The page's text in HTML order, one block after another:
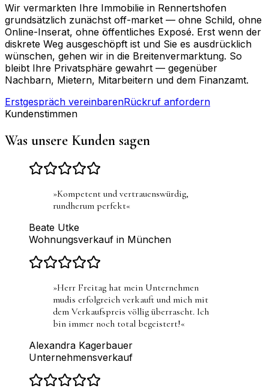
Wir vermarkten Ihre Immobilie in Rennertshofen
grundsätzlich zunächst off-market — ohne Schild, ohne
Online-Inserat, ohne öffentliches Exposé. Erst wenn der
diskrete Weg ausgeschöpft ist und Sie es ausdrücklich
wünschen, gehen wir in die Breitenvermarktung. So
bleibt Ihre Privatsphäre gewahrt — gegenüber
Nachbarn, Mietern, Mitarbeitern und dem Finanzamt.
Erstgespräch vereinbarenRückruf anfordern
Kundenstimmen
Was unsere Kunden sagen
»Kompetent und vertrauenswürdig,
rundherum perfekt«
Beate Utke
Wohnungsverkauf in München
»Herr Freitag hat mein Unternehmen
mudis erfolgreich verkauft und mich mit
dem Verkaufspreis völlig überrascht. Ich
bin immer noch total begeistert!«
Alexandra Kagerbauer
Unternehmensverkauf